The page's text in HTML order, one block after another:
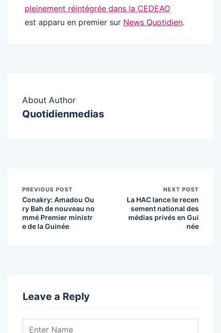
pleinement réintégrée dans la CEDEAO
est apparu en premier sur News Quotidien.
About Author
Quotidienmedias
PREVIOUS POST
Conakry: Amadou Ou
ry Bah de nouveau no
mmé Premier ministr
e de la Guinée
NEXT POST
La HAC lance le recen
sement national des
médias privés en Gui
née
Leave a Reply